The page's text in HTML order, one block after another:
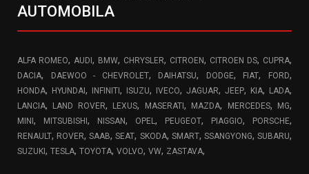
AUTOMOBILA
ALFA ROMEO, AUDI, BMW, CHRYSLER, CITROEN, CITROEN DS, CUPRA,
DACIA, DAEWOO - CHEVROLET, DAIHATSU, DODGE, FIAT, FORD,
HONDA, HYUNDAI, INFINITI, ISUZU, IVECO, JAGUAR, JEEP, KIA, LADA,
LANCIA, LAND ROVER, LEXUS, MASERATI, MAZDA, MERCEDES, MG,
MINI, MITSUBISHI, NISSAN, OPEL , PEUGEOT, PIAGGIO, PORSCHE,
RENAULT, ROVER,SAAB,SEAT, SKODA, SMART, SSANGYONG,SUBARU,
SUZUKI, TESLA, TOYOTA, VOLVO, VW, ZASTAVA,